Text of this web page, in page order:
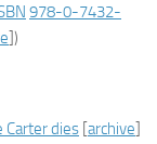
978-0-7432-
])
Carter dies [archive]